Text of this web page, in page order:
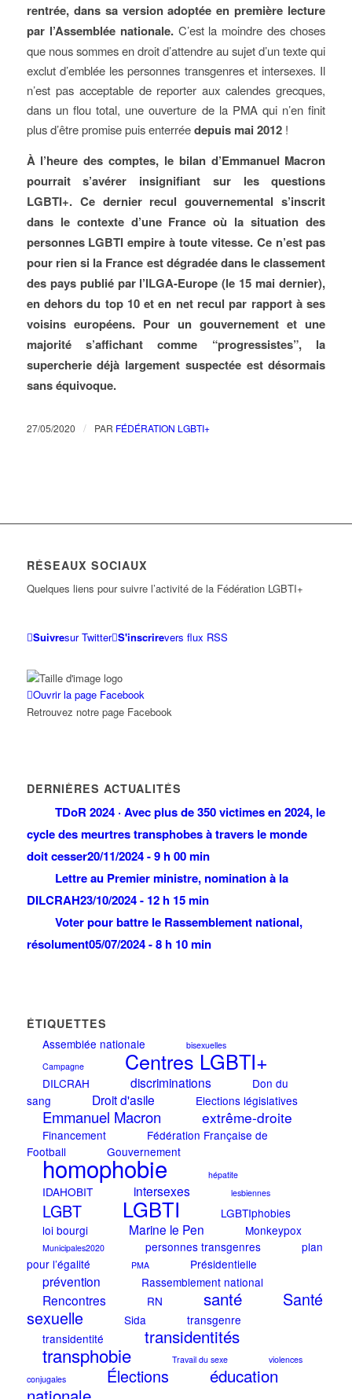
rentrée, dans sa version adoptée en première lecture
par l’Assemblée nationale.C’est la moindre des choses
que nous sommes en droit d’attendre au sujet d’un texte qui
exclut d’emblée les personnes transgenres et intersexes. Il
n’est pas acceptable de reporter aux calendes grecques,
dans un flou total, une ouverture de la PMA qui n’en finit
plus d’être promise puis enterréedepuis mai 2012!
À l’heure des comptes, le bilan d’Emmanuel Macron
pourrait s’avérer insignifiant sur les questions
LGBTI+. Ce dernier recul gouvernemental s’inscrit
dans le contexte d’une France où la situation des
personnes LGBTI empire à toute vitesse. Ce n’est pas
pour rien si la France est dégradée dans le classement
des pays publié par l’ILGA-Europe (le 15 mai dernier),
en dehors du top 10 et en net recul par rapport à ses
voisins européens. Pour un gouvernement et une
majorité s’affichant comme “progressistes”, la
supercherie déjà largement suspectée est désormais
sans équivoque.
27/05/2020 / PAR FÉDÉRATION LGBTI+
RÉSEAUX SOCIAUX
Quelques liens pour suivre l’activité de la Fédération LGBTI+
Suivresur Twitter S'inscrirevers flux RSS
Ouvrir la page Facebook
Retrouvez notre page Facebook
DERNIÈRES ACTUALITÉS
TDoR 2024 · Avec plus de 350 victimes en 2024, le
cycle des meurtres transphobes à travers le monde
doit cesser20/11/2024 - 9 h 00 min
Lettre au Premier ministre, nomination à la
DILCRAH23/10/2024 - 12 h 15 min
Voter pour battre le Rassemblement national,
résolument05/07/2024 - 8 h 10 min
ÉTIQUETTES
Assemblée nationale
bisexuelles
Campagne
Centres LGBTI+
DILCRAH discriminations
Don du
sang
Droit d'asile Elections législatives
Emmanuel Macron extrême-droite
Financement
Fédération Française de
Football
Gouvernement
homophobie hépatite
IDAHOBIT intersexes lesbiennes
LGBT LGBTI
LGBTIphobies
loi bourgi
Marine le Pen Monkeypox
Municipales2020 personnes transgenres
plan
pour l’égalité
PMA Présidentielle
prévention Rassemblement national
Rencontres RN santé
Santé
sexuelle
Sida
transgenre
transidentité
transidentités
transphobie Travail du sexe
violences
conjugales
Élections
éducation